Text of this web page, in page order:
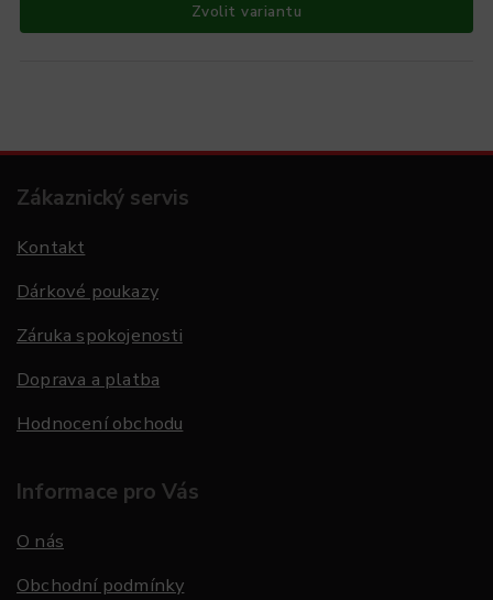
Zvolit variantu
Zákaznický servis
Kontakt
Dárkové poukazy
Záruka spokojenosti
Doprava a platba
Hodnocení obchodu
Informace pro Vás
O nás
Obchodní podmínky